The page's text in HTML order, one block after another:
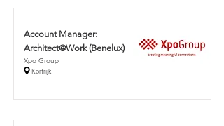
Account Manager:
Architect@Work (Benelux)
Xpo Group
Kortrijk